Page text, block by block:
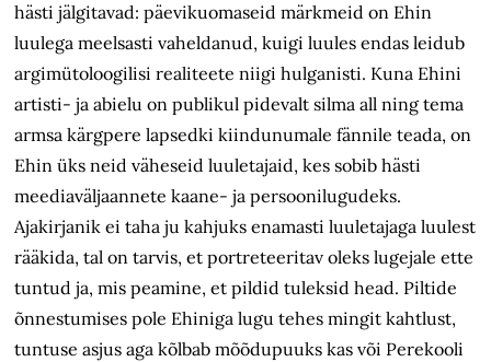
hästi jälgitavad: päeviku­omaseid märkmeid on Ehin
luulega meelsasti vaheldanud, kuigi luules endas leidub
argimütoloogilisi realiteete niigi hulganisti. Kuna Ehini
artisti- ja abielu on publikul pidevalt silma all ning tema
armsa kärgpere lapsedki kiindunumale fännile teada, on
Ehin üks neid väheseid luuletajaid, kes sobib hästi
meediaväljaannete kaane- ja persoonilugudeks.
Ajakirjanik ei taha ju kahjuks enamasti luuletajaga luulest
rääkida, tal on tarvis, et portreteeritav oleks lugejale ette
tuntud ja, mis peamine, et pildid tuleksid head. Piltide
õnnestumises pole Ehiniga lugu tehes mingit kahtlust,
tuntuse asjus aga kõlbab mõõdupuuks kas või Perekooli